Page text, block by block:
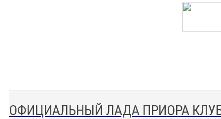
ОФИЦИАЛЬНЫЙ ЛАДА ПРИОРА